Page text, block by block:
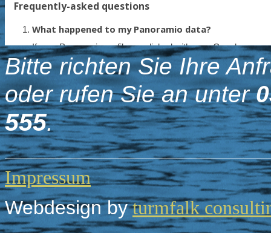
Bitte richten Sie Ihre
oder rufen Sie an unter
555.
Impressum
Webdesign by turmfalk